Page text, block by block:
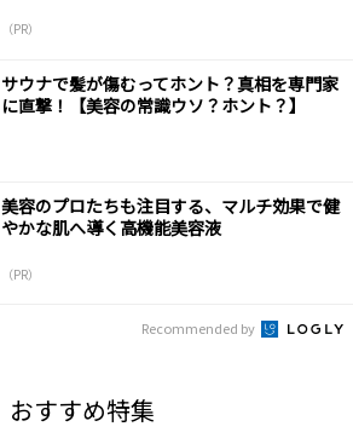
（PR）
サウナで髪が傷むってホント？真相を専門家
に直撃！【美容の常識ウソ？ホント？】
美容のプロたちも注目する、マルチ効果で健
やかな肌へ導く高機能美容液
（PR）
Recommended by
おすすめ特集